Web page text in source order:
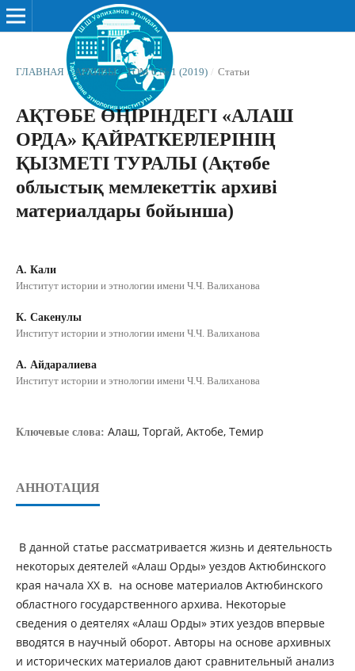
ГЛАВНАЯ / АРХИВЫ / ТОМ 6 № 1 (2019) / Статьи
АҚТӨБЕ ӨҢІРІНДЕГІ «АЛАШ
ОРДА» ҚАЙРАТКЕРЛЕРІНІҢ
ҚЫЗМЕТІ ТУРАЛЫ (Ақтөбе
облыстық мемлекеттік архиві
материалдары бойынша)
А. Кали
Институт истории и этнологии имени Ч.Ч. Валиханова
К. Сакенулы
Институт истории и этнологии имени Ч.Ч. Валиханова
А. Айдаралиева
Институт истории и этнологии имени Ч.Ч. Валиханова
Ключевые слова: Алаш, Торгай, Актобе, Темир
АННОТАЦИЯ
В данной статье рассматривается жизнь и деятельность
некоторых деятелей «Алаш Орды» уездов Актюбинского
края начала ХХ в. на основе материалов Актюбинского
областного государственного архива. Некоторые
сведения о деятелях «Алаш Орды» этих уездов впервые
вводятся в научный оборот. Авторы на основе архивных
и исторических материалов дают сравнительный анализ